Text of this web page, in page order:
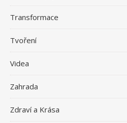
Transformace
Tvoření
Videa
Zahrada
Zdraví a Krása